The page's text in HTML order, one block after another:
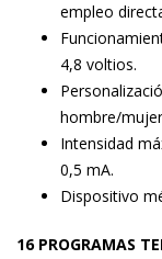
empleo
4,8 voltios.
hombre/
Intensidad
0,5 mA.
Dispositivo
16 PROGRAMAS